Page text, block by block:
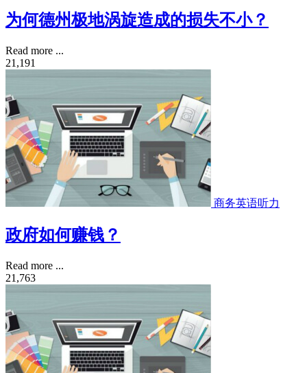
为何德州极地涡旋造成的损失不小？
Read more ...
21,191
商务英语听力
政府如何赚钱？
Read more ...
21,763